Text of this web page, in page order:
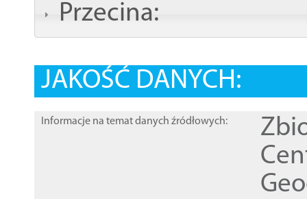
Przecina:
JAKOŚĆ DANYCH:
Informacje na temat danych źródłowych: